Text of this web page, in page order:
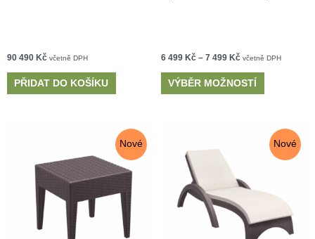
90 490 Kč včetně DPH
PŘIDAT DO KOŠÍKU
6 499 Kč – 7 499 Kč včetně DPH
VÝBĚR MOŽNOSTÍ
Nové Nové